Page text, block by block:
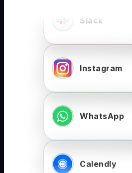
Instagram
WhatsApp
Calendly